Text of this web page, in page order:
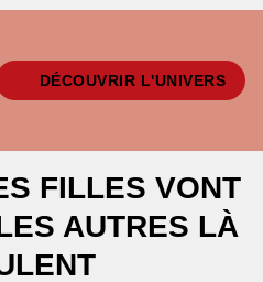
DÉCOUVRIR L'UNIVERS
FILLES VONT
AUTRES LÀ